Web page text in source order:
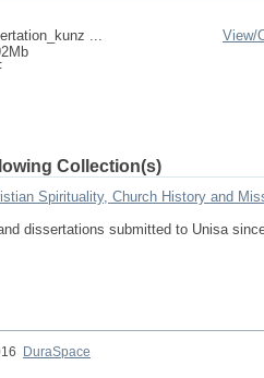
...
View/
Collection(s)
Spirituality, Church History and
dissertations submitted to Unisa
DuraSpace